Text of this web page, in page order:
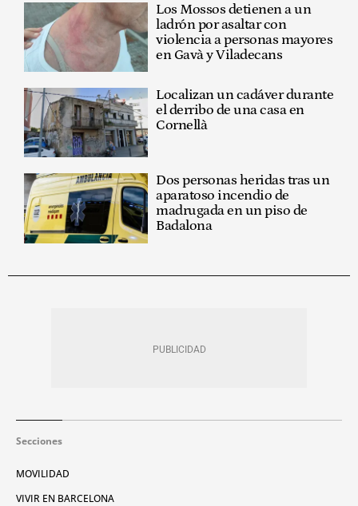
Los Mossos detienen a un
ladrón por asaltar con
violencia a personas mayores
en Gavà y Viladecans
Localizan un cadáver durante
el derribo de una casa en
Cornellà
Dos personas heridas tras un
aparatoso incendio de
madrugada en un piso de
Badalona
Secciones
MOVILIDAD
VIVIR EN BARCELONA